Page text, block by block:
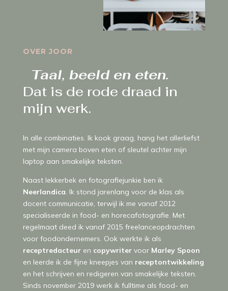
OVER JOOR
  Taal, beeld en eten.
Dat is de rode draad in
mijn werk.
In alle combinaties. Ik kook graag, hang het allerliefst
met mijn camera boven eten of sleutel achter mijn
laptop aan smakelijke teksten.
Naast lekkerbek en fotografiejunkie ben ik
Neerlandica. Ik stond jarenlang voor de klas als
docent communicatie, terwijl ik me vanaf 2012
specialiseerde in food- en horecafotografie. Met
regelmaat deed ik vanaf 2015 freelanceopdrachten
voor foodondernemers. Ook werkte ik als
receptredacteuren copywritervoor Marley Spoon
en leerde ik de fijne kneepjes van receptontwikkeling
en het schrijven en redigeren van smakelijke teksten.
Sinds november 2019 werk ik fulltime als food- en